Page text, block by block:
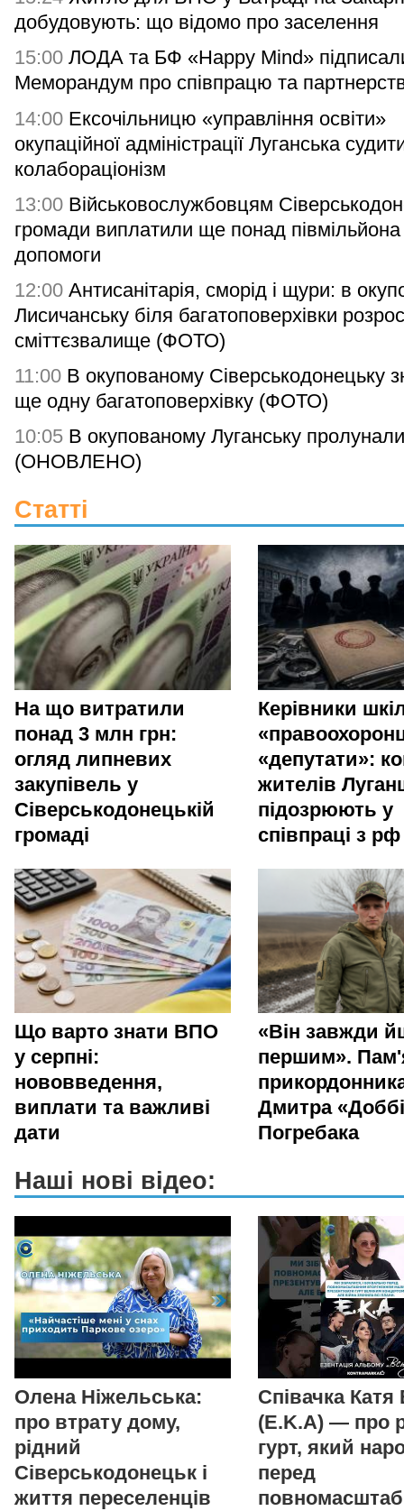
добудовують: що відомо про заселення
15:00 ЛОДА та БФ «Happy Mind»
Меморандум про співпрацю та
14:00 Ексочільницю «управління освіти»
окупаційної адміністрації Луганська
колабораціонізм
13:00 Військовослужбовцям
громади виплатили ще понад півмільйона
допомоги
12:00 Антисанітарія, сморід і щури: в
Лисичанську біля багатоповерхівки
сміттєзвалище (ФОТО)
11:00 В окупованому Сіверськодонецьку
ще одну багатоповерхівку (ФОТО)
10:05 В окупованому Луганську
(ОНОВЛЕНО)
Статті
На що витратили
понад 3 млн грн:
огляд липневих
закупівель у
Сіверськодонецькій
громаді
Керівники
«депутати»:
жителів
підозрюють у
співпраці з рф
Що варто знати ВПО
у серпні:
нововведення,
виплати та важливі
дати
«Він завжди
першим».
Дмитра
Погребака
Наші нові відео:
Олена Ніжельська:
про втрату дому,
рідний
Сіверськодонецьк і
життя переселенців
Співачка Катя
(E.K.A) — про
гурт, який
перед